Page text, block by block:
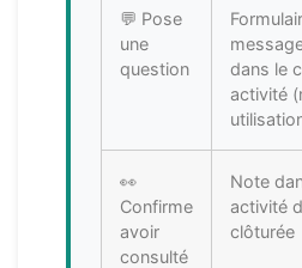
💬 Pose
une
question
dans le
activité
👀
Confirme
avoir
consulté
Note
activité
clôturée